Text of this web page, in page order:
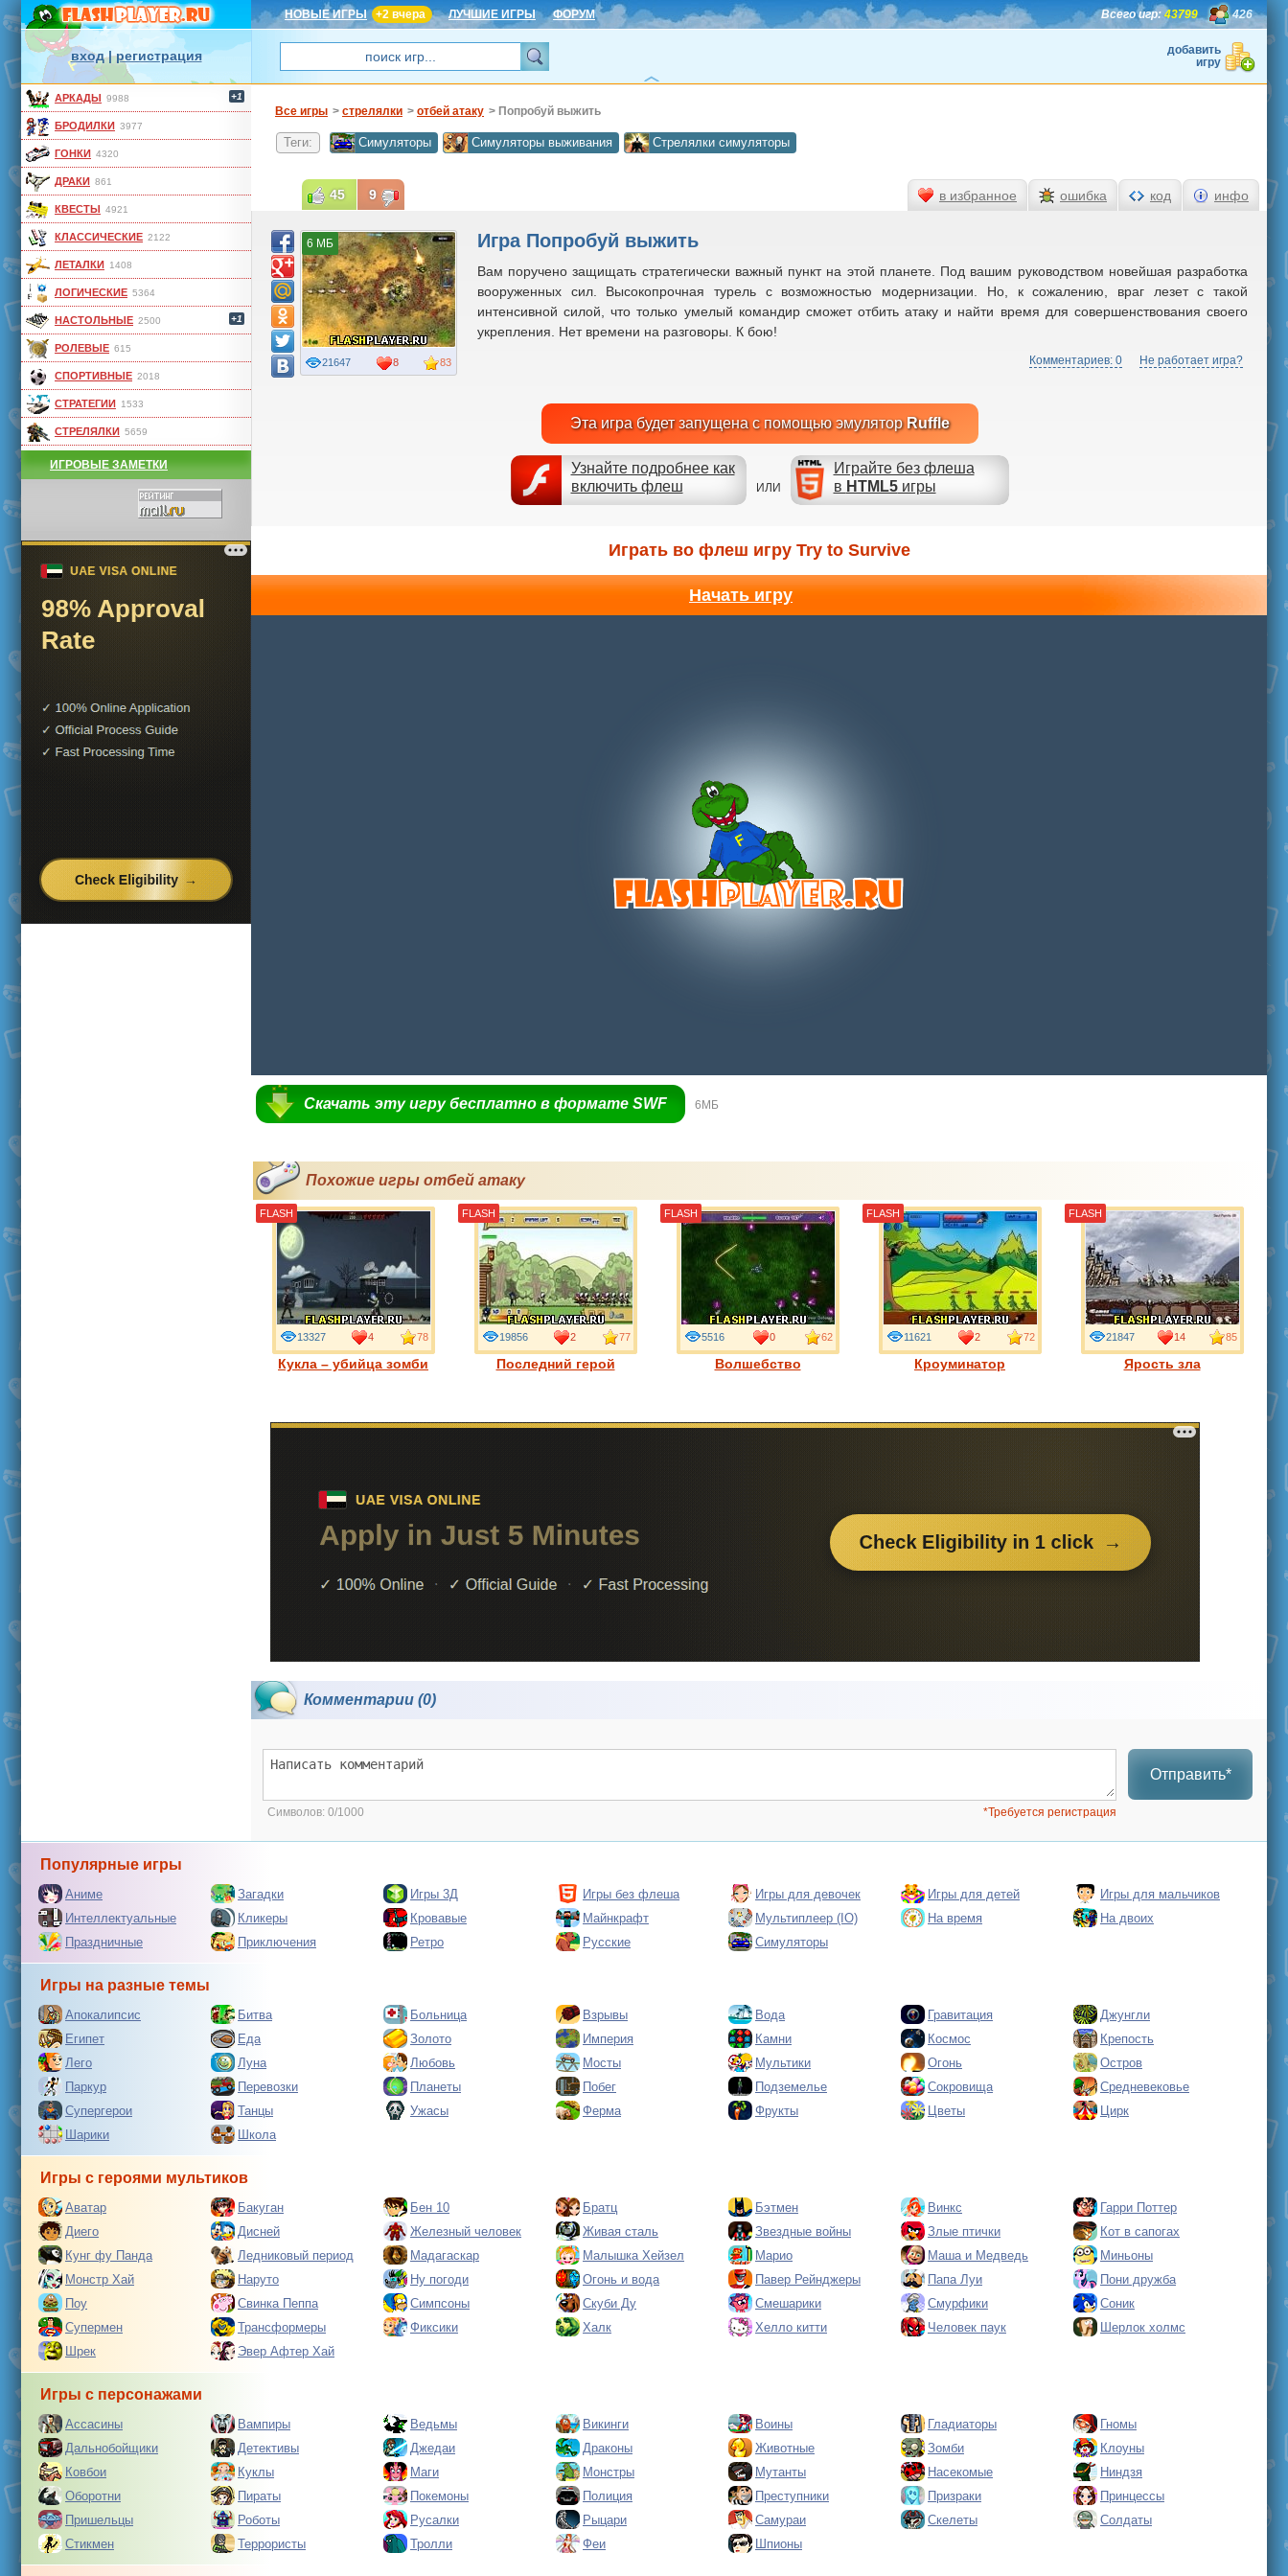
НОВЫЕ ИГРЫ +2 вчера ЛУЧШИЕ ИГРЫ ФОРУМ 426
Всего игр:43799
вход|регистрация
добавить
игру
АРКАДЫ 9988 +1
БРОДИЛКИ 3977
ГОНКИ 4320
ДРАКИ 861
КВЕСТЫ 4921
КЛАССИЧЕСКИЕ 2122
ЛЕТАЛКИ 1408
ЛОГИЧЕСКИЕ 5364
НАСТОЛЬНЫЕ 2500 +1
РОЛЕВЫЕ 615
СПОРТИВНЫЕ 2018
СТРАТЕГИИ 1533
СТРЕЛЯЛКИ 5659
ИГРОВЫЕ ЗАМЕТКИ
Все игры > стрелялки > отбей атаку > Попробуй выжить
Теги: Симуляторы Симуляторы выживания Стрелялки симуляторы
Игра Попробуй выжить
Вам поручено защищать стратегически важный пункт на этой планете. Под вашим руководством новейшая разработка
вооруженных сил. Высокопрочная турель с возможностью модернизации. Но, к сожалению, враг лезет с такой
интенсивной силой, что только умелый командир сможет отбить атаку и найти время для совершенствования своего
укрепления. Нет времени на разговоры. К бою!
Комментариев: 0 Не работает игра?
Эта игра будет запущена с помощью эмулятор Ruffle
Узнайте подробнее как
включить флеш
ИЛИ
Играйте без флеша
в HTML5игры
83
21647 8
6 МБ
45 9 в избранное ошибка код инфо
Играть во флеш игру Try to Survive
Начать игру
Скачать эту игру бесплатно в формате SWF 6МБ
Похожие игры отбей атаку
Кукла – убийца зомби
13327 4 78
FLASH
Последний герой
19856 2 77
FLASH
Волшебство
5516 0 62
FLASH
Кроуминатор
11621 2 72
FLASH
Ярость зла
21847 14 85
FLASH
Комментарии (0)
Отправить*
Символов: 0/1000 *Требуется регистрация
Популярные игры
Аниме Загадки Игры 3Д Игры без флеша Игры для девочек Игры для детей
Игры для мальчиков
Интеллектуальные
Кликеры Кровавые Майнкрафт Мультиплеер (IO) На время
На двоих
Праздничные
Приключения Ретро Русские Симуляторы
Игры на разные темы
Апокалипсис Битва Больница Взрывы Вода Гравитация
Джунгли
Египет
Еда Золото Империя Камни Космос
Крепость
Лего
Луна Любовь Мосты Мультики Огонь
Остров
Паркур
Перевозки Планеты Побег Подземелье Сокровища
Средневековье
Супергерои
Танцы Ужасы Ферма Фрукты Цветы
Цирк
Шарики
Школа
Игры с героями мультиков
Аватар Бакуган Бен 10 Братц Бэтмен Винкс
Гарри Поттер
Диего
Дисней Железный человек Живая сталь Звездные войны Злые птички
Кот в сапогах
Кунг фу Панда
Ледниковый период Мадагаскар Малышка Хейзел Марио Маша и Медведь
Миньоны
Монстр Хай
Наруто Ну погоди Огонь и вода Павер Рейнджеры Папа Луи
Пони дружба
Поу
Свинка Пеппа Симпсоны Скуби Ду Смешарики Смурфики
Соник
Супермен
Трансформеры Фиксики Халк Хелло китти Человек паук
Шерлок холмс
Шрек
Эвер Афтер Хай
Игры с персонажами
Ассасины Вампиры Ведьмы Викинги Воины Гладиаторы
Гномы
Дальнобойщики
Детективы Джедаи Драконы Животные Зомби
Клоуны
Ковбои
Куклы Маги Монстры Мутанты Насекомые
Ниндзя
Оборотни
Пираты Покемоны Полиция Преступники Призраки
Принцессы
Пришельцы
Роботы Русалки Рыцари Самураи Скелеты
Солдаты
Стикмен
Террористы Тролли Феи Шпионы